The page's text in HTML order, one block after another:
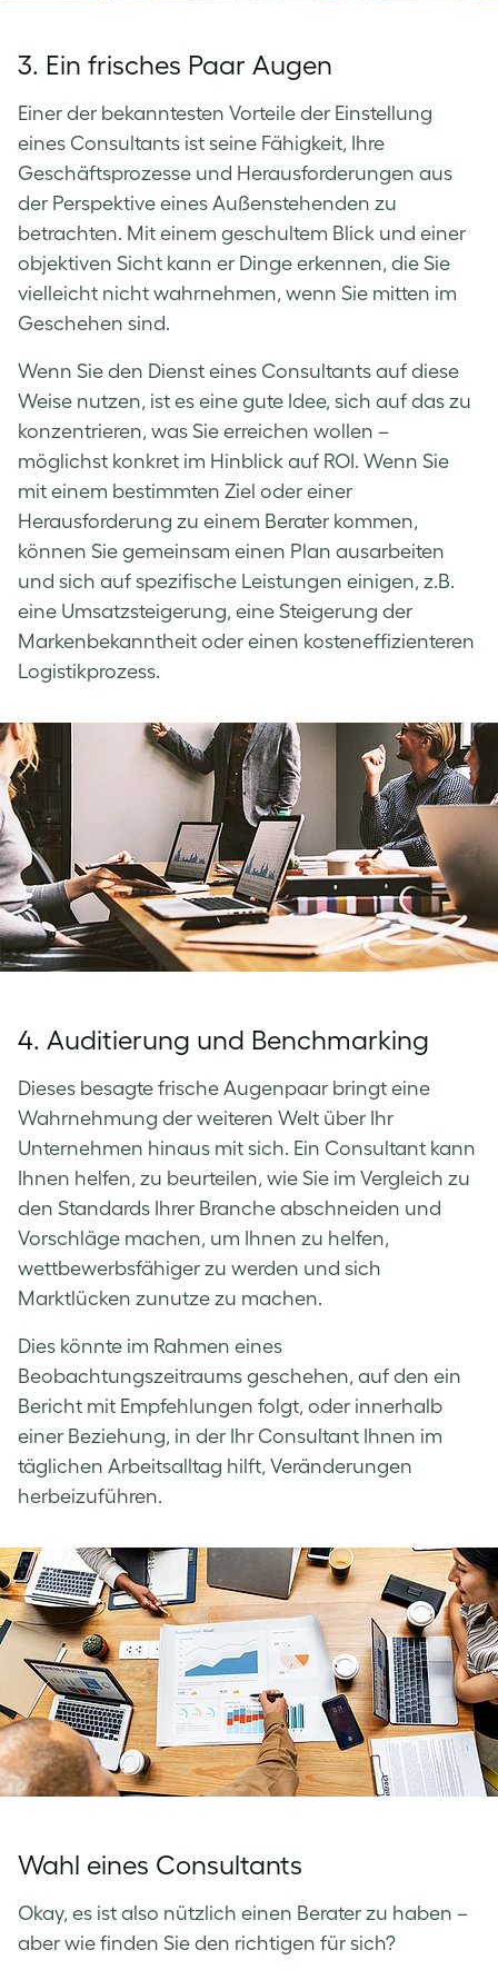
3. Ein frisches Paar Augen
Einer der bekanntesten Vorteile der Einstellung
eines Consultants ist seine Fähigkeit, Ihre
Geschäftsprozesse und Herausforderungen aus
der Perspektive eines Außenstehenden zu
betrachten. Mit einem geschultem Blick und einer
objektiven Sicht kann er Dinge erkennen, die Sie
vielleicht nicht wahrnehmen, wenn Sie mitten im
Geschehen sind.
Wenn Sie den Dienst eines Consultants auf diese
Weise nutzen, ist es eine gute Idee, sich auf das zu
konzentrieren, was Sie erreichen wollen –
möglichst konkret im Hinblick auf ROI. Wenn Sie
mit einem bestimmten Ziel oder einer
Herausforderung zu einem Berater kommen,
können Sie gemeinsam einen Plan ausarbeiten
und sich auf spezifische Leistungen einigen, z.B.
eine Umsatzsteigerung, eine Steigerung der
Markenbekanntheit oder einen kosteneffizienteren
Logistikprozess.
4. Auditierung und Benchmarking
Dieses besagte frische Augenpaar bringt eine
Wahrnehmung der weiteren Welt über Ihr
Unternehmen hinaus mit sich. Ein Consultant kann
Ihnen helfen, zu beurteilen, wie Sie im Vergleich zu
den Standards Ihrer Branche abschneiden und
Vorschläge machen, um Ihnen zu helfen,
wettbewerbsfähiger zu werden und sich
Marktlücken zunutze zu machen.
Dies könnte im Rahmen eines
Beobachtungszeitraums geschehen, auf den ein
Bericht mit Empfehlungen folgt, oder innerhalb
einer Beziehung, in der Ihr Consultant Ihnen im
täglichen Arbeitsalltag hilft, Veränderungen
herbeizuführen.
Wahl eines Consultants
Okay, es ist also nützlich einen Berater zu haben –
aber wie finden Sie den richtigen für sich?